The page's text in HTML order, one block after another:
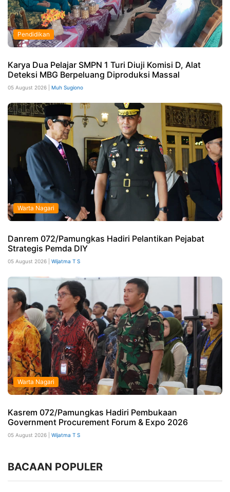
Pendidikan
Karya Dua Pelajar SMPN 1 Turi Diuji Komisi D, Alat
Deteksi MBG Berpeluang Diproduksi Massal
05 August 2026 | Muh Sugiono
Warta Nagari
Danrem 072/Pamungkas Hadiri Pelantikan Pejabat
Strategis Pemda DIY
05 August 2026 | Wijatma T S
Warta Nagari
Kasrem 072/Pamungkas Hadiri Pembukaan
Government Procurement Forum & Expo 2026
05 August 2026 | Wijatma T S
BACAAN POPULER